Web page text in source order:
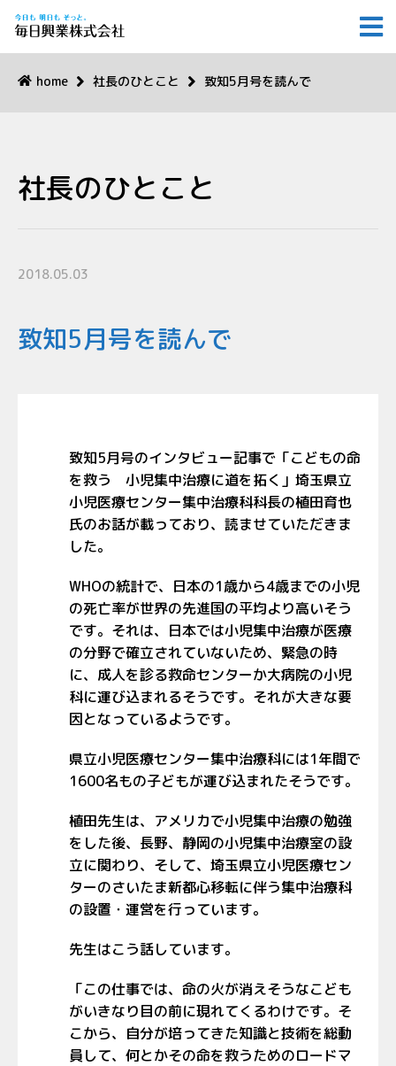
home 社長のひとこと 致知5月号を読んで
社長のひとこと
2018.05.03
致知5月号を読んで
致知5月号のインタビュー記事で「こどもの命
を救う 小児集中治療に道を拓く」埼玉県立
小児医療センター集中治療科科長の植田育也
氏のお話が載っており、読ませていただきま
した。
WHOの統計で、日本の1歳から4歳までの小児
の死亡率が世界の先進国の平均より高いそう
です。それは、日本では小児集中治療が医療
の分野で確立されていないため、緊急の時
に、成人を診る救命センターか大病院の小児
科に運び込まれるそうです。それが大きな要
因となっているようです。
県立小児医療センター集中治療科には1年間で
1600名もの子どもが運び込まれたそうです。
植田先生は、アメリカで小児集中治療の勉強
をした後、長野、静岡の小児集中治療室の設
立に関わり、そして、埼玉県立小児医療セン
ターのさいたま新都心移転に伴う集中治療科
の設置・運営を行っています。
先生はこう話しています。
「この仕事では、命の火が消えそうなこども
がいきなり目の前に現れてくるわけです。そ
こから、自分が培ってきた知識と技術を総動
員して、何とかその命を救うためのロードマ